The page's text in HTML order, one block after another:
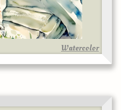
Watercolor